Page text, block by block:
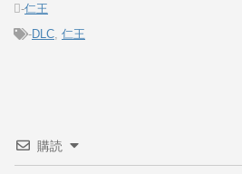
-仁王
-DLC 仁王
購読